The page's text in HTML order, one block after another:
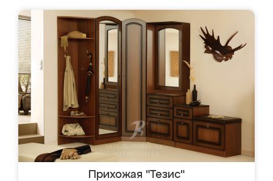
Прихожая "Тезис"